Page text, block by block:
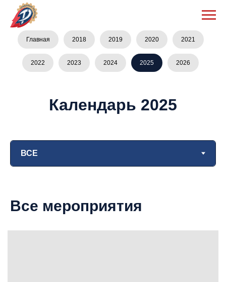
Главная 2018 2019 2020 2021
2022 2023 2024 2025 2026
Календарь 2025
Все мероприятия